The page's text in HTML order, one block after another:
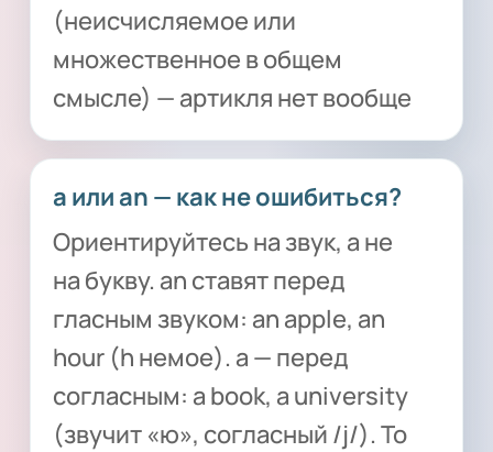
(неисчисляемое или
множественное в общем
смысле) — артикля нет вообще
a или an — как не ошибиться?
Ориентируйтесь на звук, а не
на букву. an ставят перед
гласным звуком: an apple, an
hour (h немое). a — перед
согласным: a book, a university
(звучит «ю», согласный /j/). То